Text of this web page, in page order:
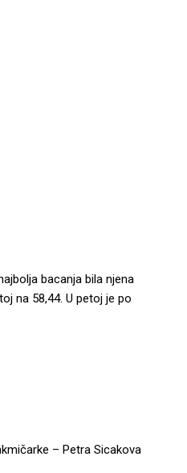
bacanja bila njena
na 58,44. U petoj je po
– Petra Sicakova